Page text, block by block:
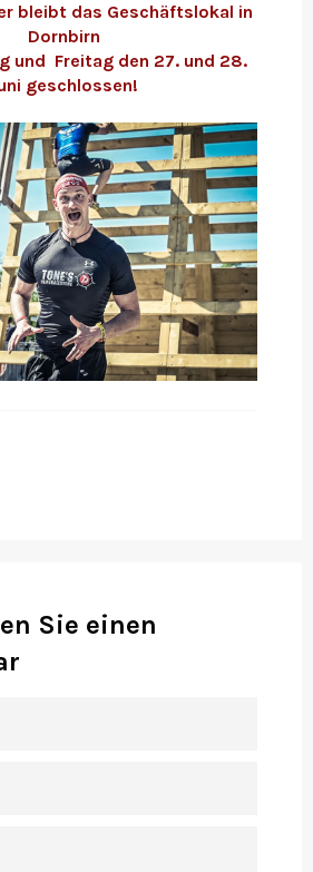
bleibt das Geschäftslokal in
Dornbirn
und Freitag den 27. und 28.
geschlossen!
Sie einen